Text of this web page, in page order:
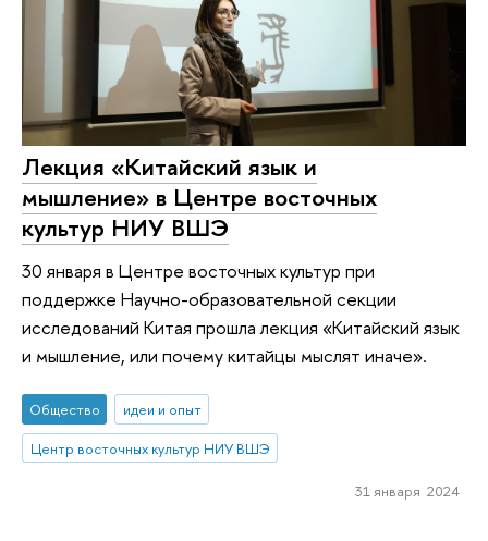
Лекция «Китайский язык и
мышление» в Центре восточных
культур НИУ ВШЭ
30 января в Центре восточных культур при
поддержке Научно-образовательной секции
исследований Китая прошла лекция «Китайский язык
и мышление, или почему китайцы мыслят иначе».
Общество
идеи и опыт
Центр восточных культур НИУ ВШЭ
31 января 2024